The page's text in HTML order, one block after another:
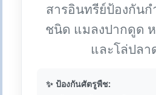
สารอินทรีย์ป้องกันก
ชนิด แมลงปากดูด
และโล่ปลา
✨ ป้องกันศัตรูพืช: